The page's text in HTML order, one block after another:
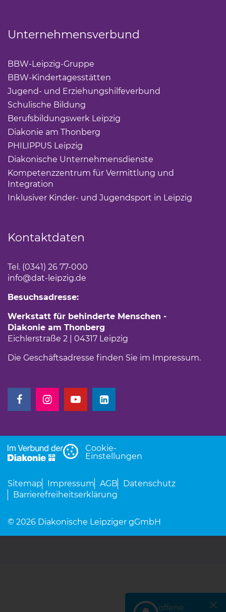
offene
Unternehmensverbund
BBW-Leipzig-Gruppe
BBW-Kindertagesstätten
Jugend- und Erziehungshilfeverbund
Schulische Bildung
Berufsbildungswerk Leipzig
Diakonie am Thonberg
PHILIPPUS Leipzig
Diakonische Unternehmensdienste
Kompetenzzentrum für Vermittlung und
Integration
Inklusiver Kinder- und Jugendsport in Leipzig
Kontaktdaten
Tel. (0341) 26 77-000
info@dat-leipzig.de
Besuchsadresse:
Werkstatt für behinderte Menschen -
Diakonie am Thonberg
Eichlerstraße 2 | 04317 Leipzig
Die Geschäftsadresse finden Sie im Impressum.
(Link öffnet einen neuen Tab)
(Link öffnet einen neuen Tab)
(Link öffnet einen neuen Tab)
(Link öffnet einen neuen Tab)
Cookie-
Einstellungen
Sitemap Impressum AGB
Datenschutz
Barrierefreiheitserklärung
© 2026 Diakonische Leipziger gGmbH